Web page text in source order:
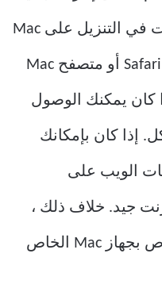
أو ضعيفًا ، فقد تواجه مشكلات في التنزيل على Mac
App Store. أولاً ، قم بتشغيل Safari أو متصفح Mac
كان يمكنك الوصول
إذا كان بإمكانك
الويب على
جيد. خلاف ذلك ،
قم بإيقاف تشغيل Wi-Fi الخاص بجهاز Mac الخاص